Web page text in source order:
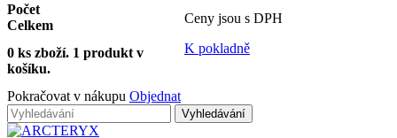
Ceny jsou s DPH
K pokladně
Počet
Celkem
0 ks zboží. 1 produkt v
košíku.
Pokračovat v nákupu Objednat
Vyhledávání